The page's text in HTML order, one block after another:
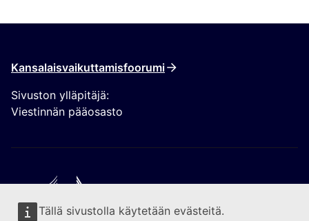
Tällä sivustolla käytetään evästeitä.
Kansalaisvaikuttamisfoorumi
Sivuston ylläpitäjä:
Viestinnän pääosasto